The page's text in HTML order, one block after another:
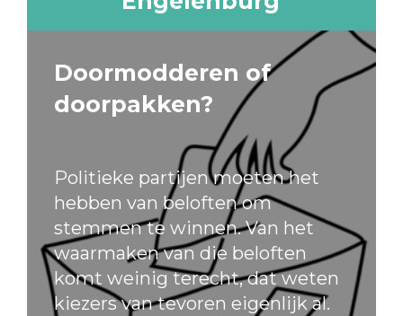
Doormodderen of
doorpakken?
Politieke partijen moeten het
hebben van beloften om
stemmen te winnen. Van het
waarmaken van die beloften
komt weinig terecht, dat weten
kiezers van tevoren eigenlijk al.